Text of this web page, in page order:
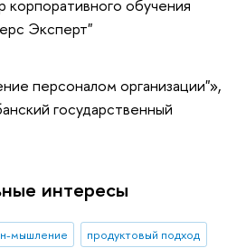
корпоративного обучения
Эксперт"
персоналом организации"»,
государственный
интересы
мышление
продуктовый подход